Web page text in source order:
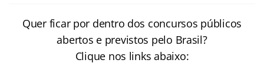
Quer ficar por dentro dos concursos públicos
abertos e previstos pelo Brasil?
Clique nos links abaixo: